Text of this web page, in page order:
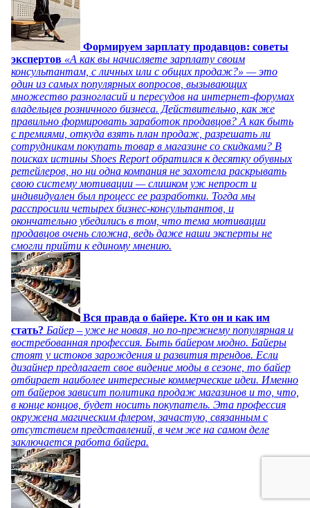
Формируем зарплату продавцов: советы
экспертов «А как вы начисляете зарплату своим
консультантам, с личных или с общих продаж?» — это
один из самых популярных вопросов, вызывающих
множество разногласий и пересудов на интернет-форумах
владельцев розничного бизнеса. Действительно, как же
правильно формировать заработок продавцов? А как быть
с премиями, откуда взять план продаж, разрешать ли
сотрудникам покупать товар в магазине со скидками? В
поисках истины Shoes Report обратился к десятку обувных
ретейлеров, но ни одна компания не захотела раскрывать
свою систему мотивации — слишком уж непрост и
индивидуален был процесс ее разработки. Тогда мы
расспросили четырех бизнес-консультантов, и
окончательно убедились в том, что тема мотивации
продавцов очень сложна, ведь даже наши эксперты не
смогли прийти к единому мнению.
Вся правда о байере. Кто он и как им
стать? Байер – уже не новая, но по-прежнему популярная и
востребованная профессия. Быть байером модно. Байеры
стоят у истоков зарождения и развития трендов. Если
дизайнер предлагает свое видение моды в сезоне, то байер
отбирает наиболее интересные коммерческие идеи. Именно
от байеров зависит политика продаж магазинов и то, что,
в конце концов, будет носить покупатель. Эта профессия
окружена магическим флером, зачастую, связанным с
отсутствием представлений, в чем же на самом деле
заключается работа байера.